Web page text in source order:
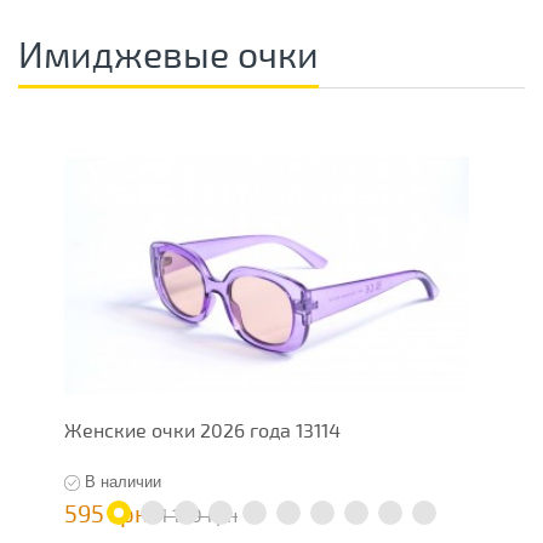
Имиджевые очки
Женские очки 2026 года 13114
В наличии
595 грн 1 190 грн